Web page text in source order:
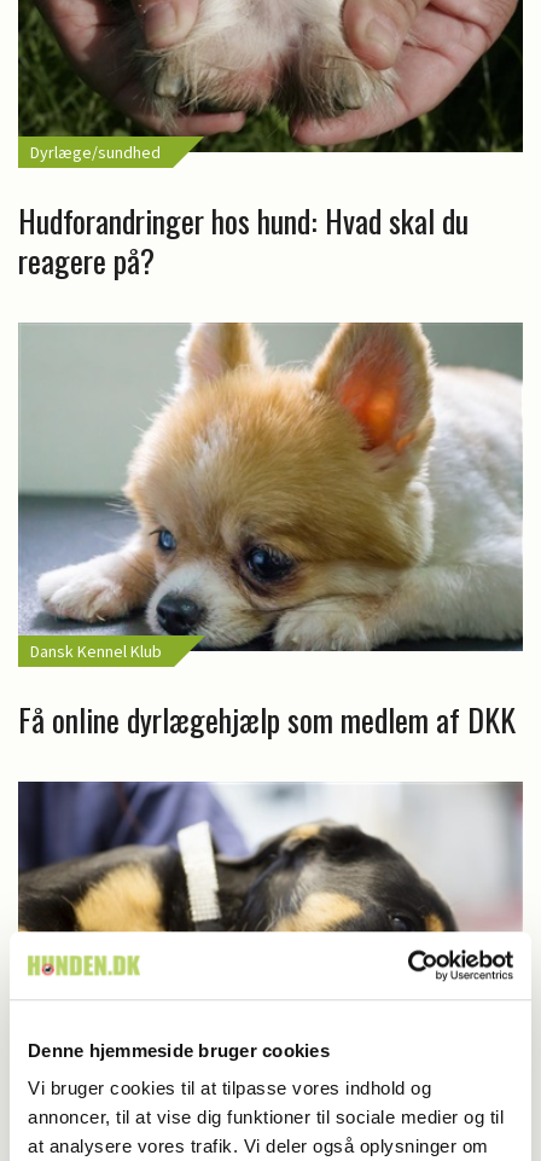
Denne hjemmeside bruger cookies
Vi bruger cookies til at tilpasse vores indhold og
annoncer, til at vise dig funktioner til sociale medier og til
at analysere vores trafik. Vi deler også oplysninger om
Dyrlæge/sundhed
Hudforandringer hos hund: Hvad skal du
reagere på?
Dansk Kennel Klub
Få online dyrlægehjælp som medlem af DKK
Livet med hund